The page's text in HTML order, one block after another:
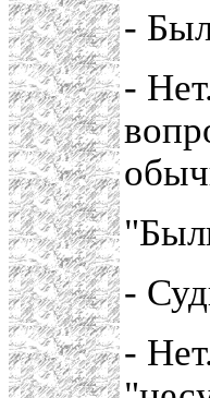
-
-
-
-